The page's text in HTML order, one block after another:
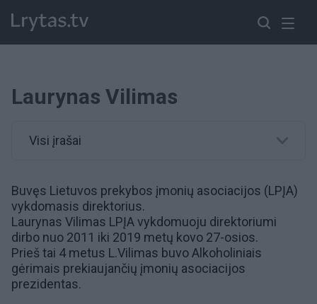
Laurynas Vilimas
Visi įrašai
Buvęs Lietuvos prekybos įmonių asociacijos (LPĮA)
vykdomasis direktorius.
Laurynas Vilimas LPĮA vykdomuoju direktoriumi
dirbo nuo 2011 iki 2019 metų kovo 27-osios.
Prieš tai 4 metus L.Vilimas buvo Alkoholiniais
gėrimais prekiaujančių įmonių asociacijos
prezidentas.